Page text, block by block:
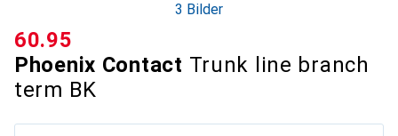
3 Bilder
Phoenix Contact Trunk line branch
term BK
CHF
60.95